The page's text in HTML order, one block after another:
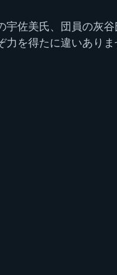
宇佐美氏、団員の灰
力を得たに違いありま